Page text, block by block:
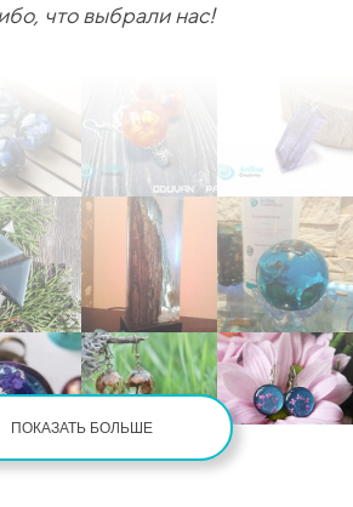
что выбрали нас!
ПОКАЗАТЬ БОЛЬШЕ